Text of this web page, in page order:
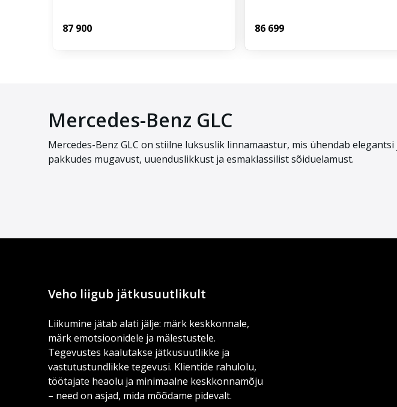
87 900 86 699
Mercedes-Benz GLC
Mercedes-Benz GLC on stiilne luksuslik linnamaastur, mis ühendab
pakkudes mugavust, uuenduslikkust ja esmaklassilist sõiduelamust.
Veho liigub jätkusuutlikult
Liikumine jätab alati jälje: märk keskkonnale,
märk emotsioonidele ja mälestustele.
Tegevustes kaalutakse jätkusuutlikke ja
vastutustundlikke tegevusi. Klientide rahulolu,
töötajate heaolu ja minimaalne keskkonnamõju
– need on asjad, mida mõõdame pidevalt.